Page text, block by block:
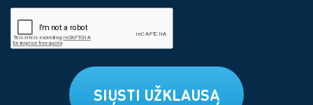
SIŲSTI UŽKLAUSĄ